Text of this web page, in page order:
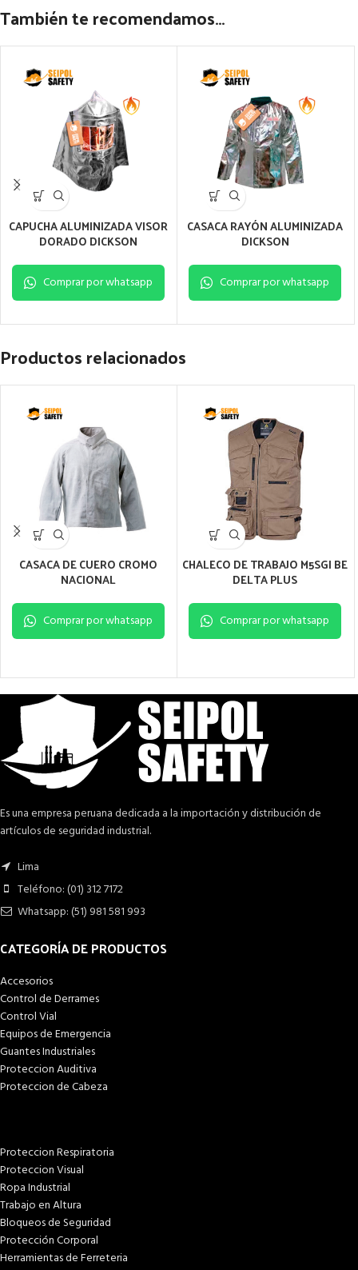
También te recomendamos…
CAPUCHA ALUMINIZADA VISOR
DORADO DICKSON
Comprar por whatsapp
CASACA RAYÓN ALUMINIZADA
DICKSON
Comprar por whatsapp
Productos relacionados
CASACA DE CUERO CROMO
NACIONAL
Comprar por whatsapp
CHALECO DE TRABAJO M5SGI BE
DELTA PLUS
Comprar por whatsapp
Es una empresa peruana dedicada a la importación y distribución de
artículos de seguridad industrial.
Lima
Teléfono: (01) 312 7172
Whatsapp: (51) 981 581 993
CATEGORÍA DE PRODUCTOS
Accesorios
Control de Derrames
Control Vial
Equipos de Emergencia
Guantes Industriales
Proteccion Auditiva
Proteccion de Cabeza
Proteccion Respiratoria
Proteccion Visual
Ropa Industrial
Trabajo en Altura
Bloqueos de Seguridad
Protección Corporal
Herramientas de Ferreteria